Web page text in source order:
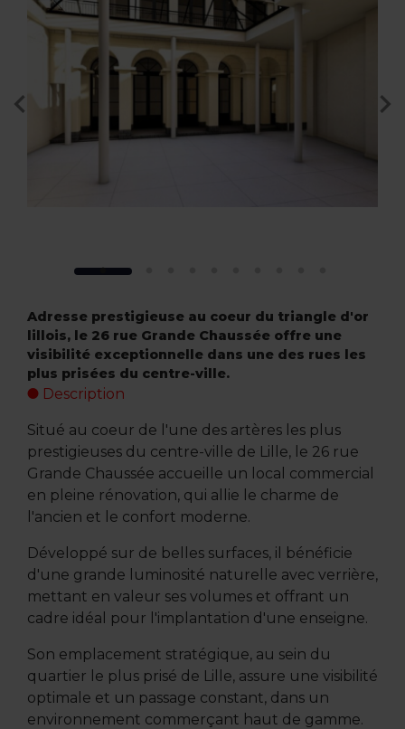
Adresse prestigieuse au coeur du triangle d'or
lillois, le 26 rue Grande Chaussée offre une
visibilité exceptionnelle dans une des rues les
plus prisées du centre-ville.
Description
Situé au coeur de l'une des artères les plus
prestigieuses du centre-ville de Lille, le 26 rue
Grande Chaussée accueille un local commercial
en pleine rénovation, qui allie le charme de
l'ancien et le confort moderne.
Développé sur de belles surfaces, il bénéficie
d'une grande luminosité naturelle avec verrière,
mettant en valeur ses volumes et offrant un
cadre idéal pour l'implantation d'une enseigne.
Son emplacement stratégique, au sein du
quartier le plus prisé de Lille, assure une visibilité
optimale et un passage constant, dans un
environnement commerçant haut de gamme.